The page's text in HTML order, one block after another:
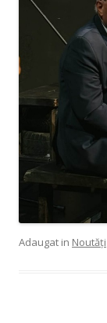
Adaugat in Noutăți